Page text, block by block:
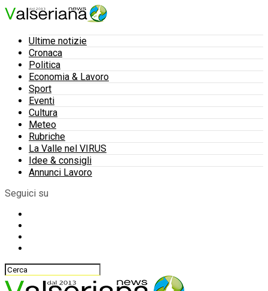
Ultime notizie
Cronaca
Politica
Economia & Lavoro
Sport
Eventi
Cultura
Meteo
Rubriche
La Valle nel VIRUS
Idee & consigli
Annunci Lavoro
Seguici su